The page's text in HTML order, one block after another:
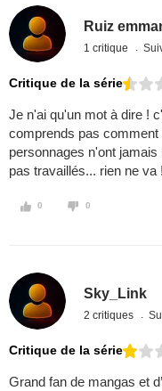
Ruiz
1 critique
Critique de la série
Je n'ai qu'un mot à dire !
comprends pas
personnages n'ont
pas travaillés... rien ne va !
0 0
Sky_Link
2 critiques
Critique de la série
Grand fan de mangas et